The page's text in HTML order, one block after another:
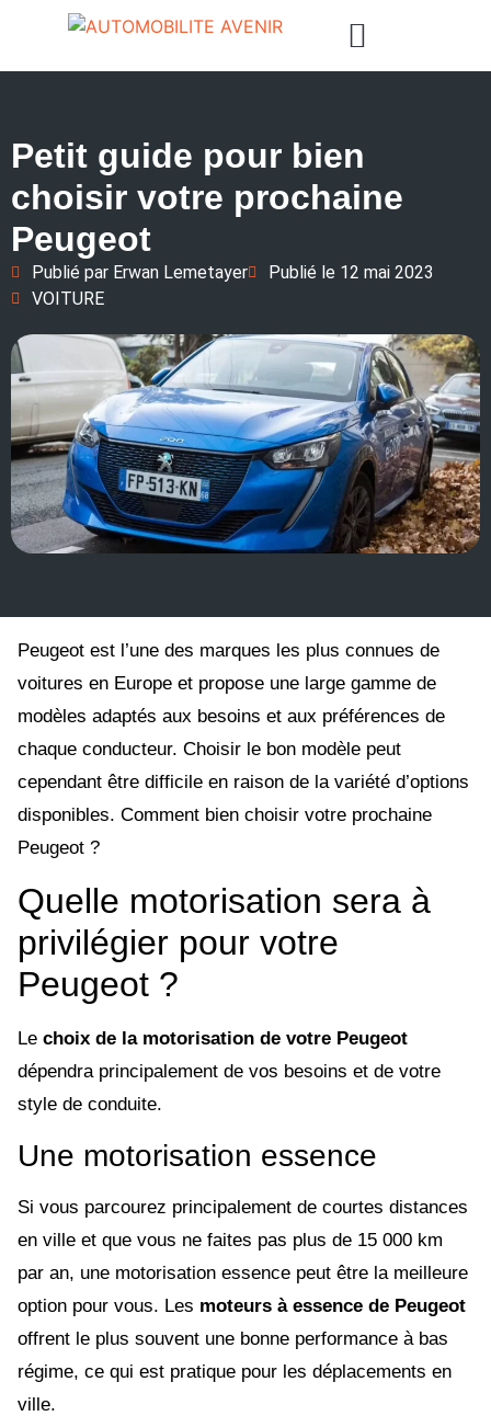
Petit guide pour bien
choisir votre prochaine
Peugeot
Publié par Erwan Lemetayer Publié le 12 mai 2023
VOITURE
Peugeot est l’une des marques les plus connues de
voitures en Europe et propose une large gamme de
modèles adaptés aux besoins et aux préférences de
chaque conducteur. Choisir le bon modèle peut
cependant être difficile en raison de la variété d’options
disponibles. Comment bien choisir votre prochaine
Peugeot ?
Quelle motorisation sera à
privilégier pour votre
Peugeot ?
Le choix de la motorisation de votre Peugeot
dépendra principalement de vos besoins et de votre
style de conduite.
Une motorisation essence
Si vous parcourez principalement de courtes distances
en ville et que vous ne faites pas plus de 15 000 km
par an, une motorisation essence peut être la meilleure
option pour vous. Les moteurs à essence de Peugeot
offrent le plus souvent une bonne performance à bas
régime, ce qui est pratique pour les déplacements en
ville.